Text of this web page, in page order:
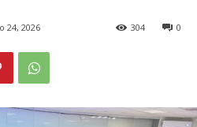
24, 2026 0
304